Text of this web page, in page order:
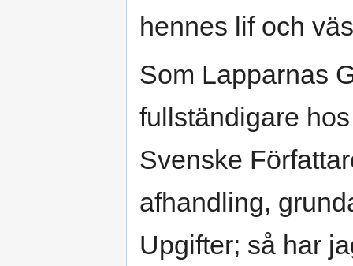
hennes lif och
Som Lapparnas
fullständigare
Svenske
afhandling,
Upgifter; så har